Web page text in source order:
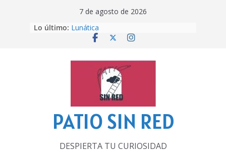
7 de agosto de 2026
Lo último: Lunática
Pero, hasta entonces…
‘La broma infinita’ de recomendar
lecturas veraniegas
Otra del Mundial
PATIO SIN RED
DESPIERTA TU CURIOSIDAD